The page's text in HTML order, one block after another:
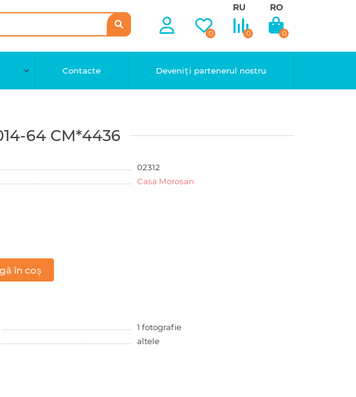
0
RU
0
RO
0
Contacte Deveniți partenerul nostru
64 CM*4436
02312
Casa Morosan
în coș
1 fotografie
altele